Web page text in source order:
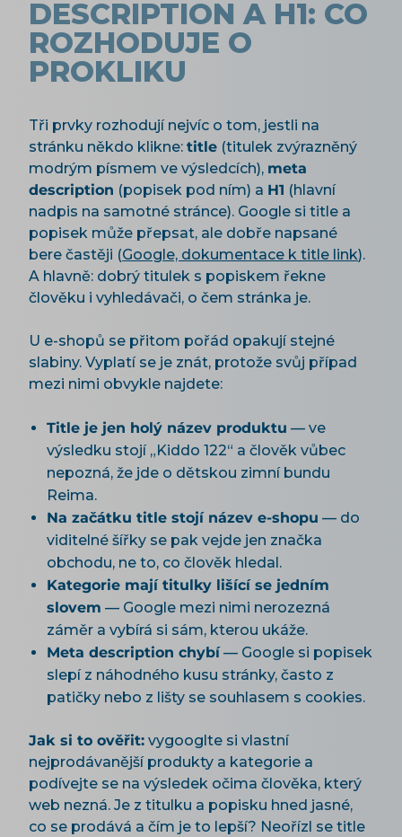
DESCRIPTION A H1: CO
ROZHODUJE O
PROKLIKU
Tři prvky rozhodují nejvíc o tom, jestli na
stránku někdo klikne: title (titulek zvýrazněný
modrým písmem ve výsledcích), meta
description (popisek pod ním) a H1 (hlavní
nadpis na samotné stránce). Google si title a
popisek může přepsat, ale dobře napsané
bere častěji (Google, dokumentace k title link).
A hlavně: dobrý titulek s popiskem řekne
člověku i vyhledávači, o čem stránka je.
U e-shopů se přitom pořád opakují stejné
slabiny. Vyplatí se je znát, protože svůj případ
mezi nimi obvykle najdete:
Title je jen holý název produktu — ve
výsledku stojí „Kiddo 122“ a člověk vůbec
nepozná, že jde o dětskou zimní bundu
Reima.
Na začátku title stojí název e-shopu — do
viditelné šířky se pak vejde jen značka
obchodu, ne to, co člověk hledal.
Kategorie mají titulky lišící se jedním
slovem — Google mezi nimi nerozezná
záměr a vybírá si sám, kterou ukáže.
Meta description chybí— Google si popisek
slepí z náhodného kusu stránky, často z
patičky nebo z lišty se souhlasem s cookies.
Jak si to ověřit: vygooglte si vlastní
nejprodávanější produkty a kategorie a
podívejte se na výsledek očima člověka, který
web nezná. Je z titulku a popisku hned jasné,
co se prodává a čím je to lepší? Neořízl se title